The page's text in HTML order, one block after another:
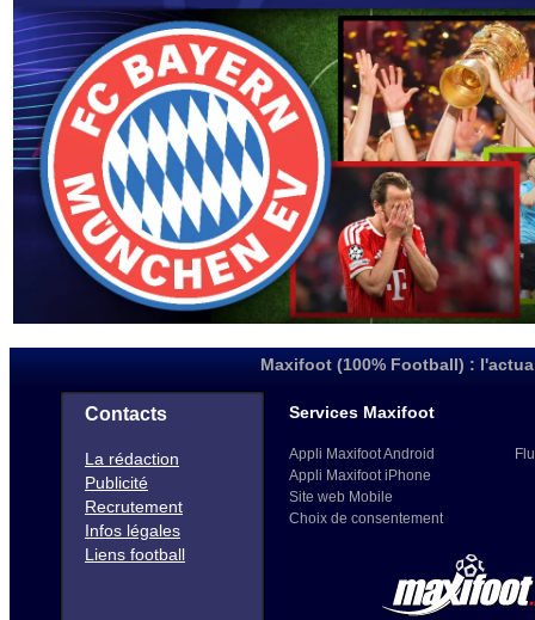
Maxifoot (100% Football) :
Contacts
La rédaction
Publicité
Recrutement
Infos légales
Liens football
Services Maxifoot
Appli Maxifoot Android
Appli Maxifoot iPhone
Site web Mobile
Choix de consentement